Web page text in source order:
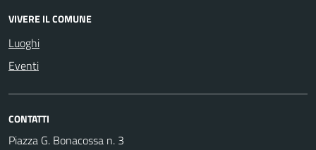
VIVERE IL COMUNE
Luoghi
Eventi
CONTATTI
Piazza G. Bonacossa n. 3